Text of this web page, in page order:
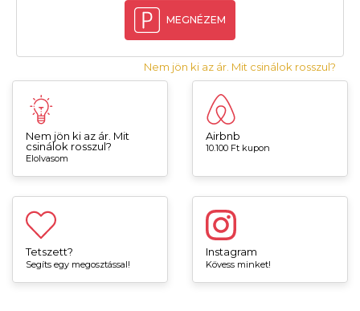
MEGNÉZEM
Nem jön ki az ár. Mit csinálok rosszul?
Nem jön ki az ár. Mit
csinálok rosszul?
Elolvasom
Airbnb
10.100 Ft kupon
Tetszett?
Segíts egy megosztással!
Instagram
Kövess minket!